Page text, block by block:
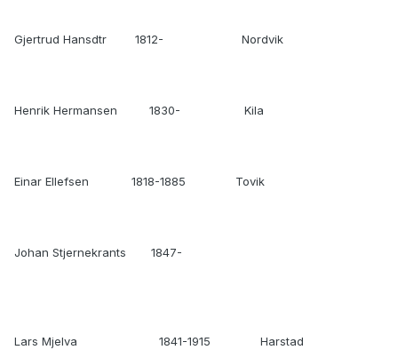
Gjertrud Hansdtr 1812- Nordvik
Henrik Hermansen 1830- Kila
Einar Ellefsen 1818-1885 Tovik
Johan Stjernekrants 1847-
Lars Mjelva 1841-1915 Harstad